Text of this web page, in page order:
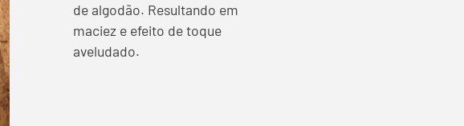
de algodão. Resultando em
maciez e efeito de toque
aveludado.